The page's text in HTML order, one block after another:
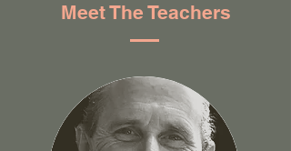
Meet The Teachers